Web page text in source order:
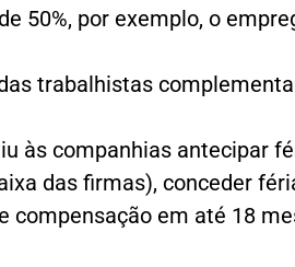
50%, por exemplo, o
trabalhistas
às companhias antecipar
das firmas), conceder
compensação em até 18